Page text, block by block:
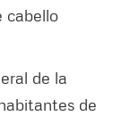
cabello
de la
de